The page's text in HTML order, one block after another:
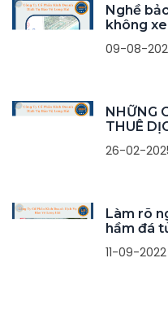
Nghề
không
09-08-
NHỮNG
THUÊ
26-02-
Làm rõ
hầm đá
11-09-2022